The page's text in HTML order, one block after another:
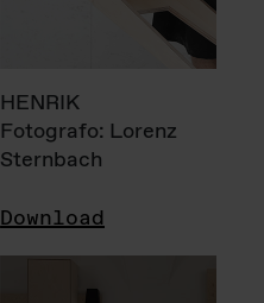
HENRIK
Fotografo: Lorenz
Sternbach
Download